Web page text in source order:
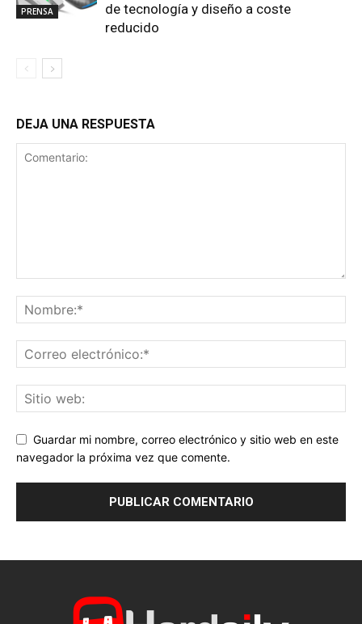
PRENSA
de tecnología y diseño a coste
reducido
DEJA UNA RESPUESTA
Guardar mi nombre, correo electrónico y sitio web en este
navegador la próxima vez que comente.